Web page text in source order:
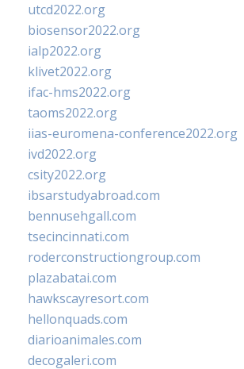
utcd2022.org
biosensor2022.org
ialp2022.org
klivet2022.org
ifac-hms2022.org
taoms2022.org
iias-euromena-conference2022.org
ivd2022.org
csity2022.org
ibsarstudyabroad.com
bennusehgall.com
tsecincinnati.com
roderconstructiongroup.com
plazabatai.com
hawkscayresort.com
hellonquads.com
diarioanimales.com
decogaleri.com